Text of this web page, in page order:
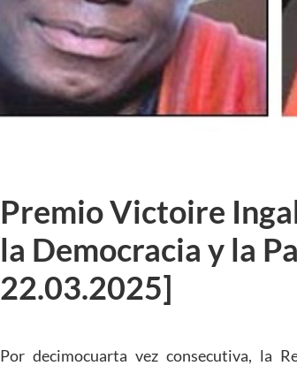
Premio Victoire
la Democracia y la
22.03.2025]
Por decimocuarta vez consecutiva, la